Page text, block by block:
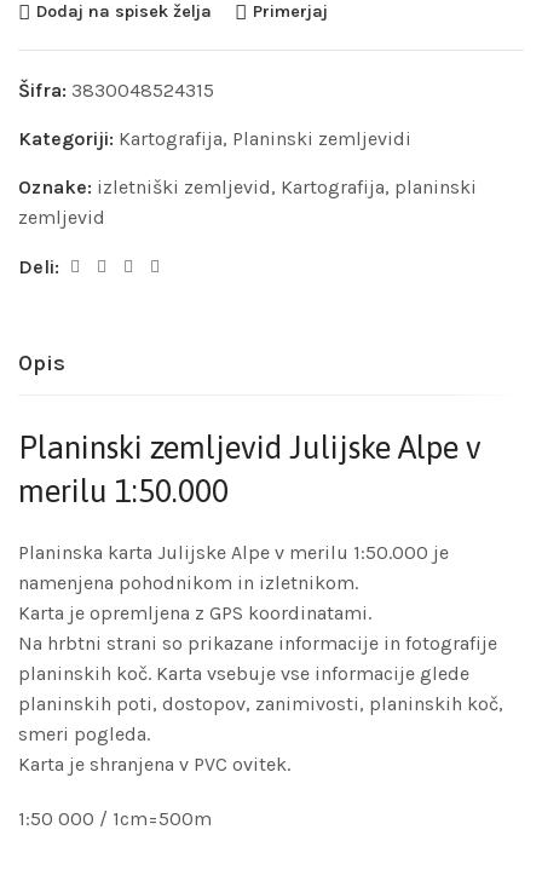
Dodaj na spisek želja Primerjaj
Šifra: 3830048524315
Kategoriji: Kartografija, Planinski zemljevidi
Oznake: izletniški zemljevid, Kartografija, planinski
zemljevid
Deli:
Opis
Planinski zemljevid Julijske Alpe v
merilu 1:50.000
Planinska karta Julijske Alpe v merilu 1:50.000 je
namenjena pohodnikom in izletnikom.
Karta je opremljena z GPS koordinatami.
Na hrbtni strani so prikazane informacije in fotografije
planinskih koč. Karta vsebuje vse informacije glede
planinskih poti, dostopov, zanimivosti, planinskih koč,
smeri pogleda.
Karta je shranjena v PVC ovitek.
1:50 000 / 1cm=500m